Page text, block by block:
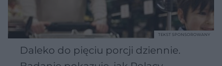
Daleko do pięciu porcji dziennie.
TEKST SPONSOROWANY